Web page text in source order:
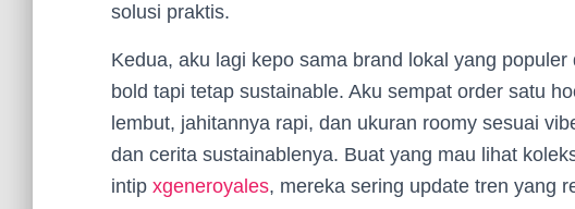
solusi praktis.
Kedua, aku lagi kepo sama brand lokal yang
bold tapi tetap sustainable. Aku sempat order satu
lembut, jahitannya rapi, dan ukuran roomy sesuai
dan cerita sustainablenya. Buat yang mau lihat
intip xgeneroyales, mereka sering update tren yang